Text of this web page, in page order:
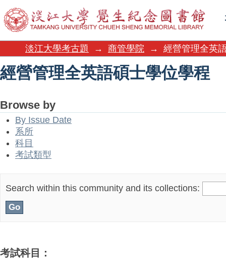
經營管理全英語碩士學位學程
淡江大學考古題 → 商管學院 → 經營管理全英
經營管理全英語碩士學位學程
Browse by
By Issue Date
系所
科目
考試類型
Search within this community and its collections:
考試科目：